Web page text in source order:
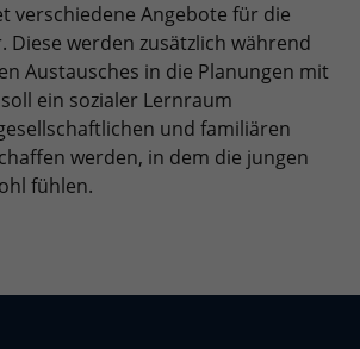
verschiedene Angebote für die
Diese werden zusätzlich während
Austausches in die Planungen mit
ein sozialer Lernraum
und familiären
werden, in dem die jungen
fühlen.